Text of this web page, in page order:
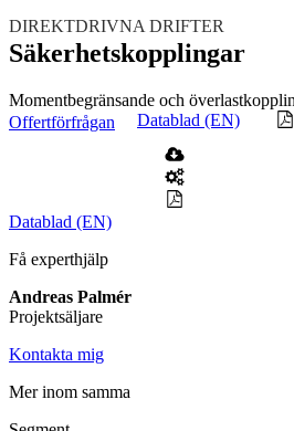
Teknisk support
Offertförfrågan
Mekanik
LinjärenheterAxelkopplingarKulskruvar
Positionsvisare / Mätklockor
Wire-moduler
Motion
LinjärmotorerServodrifter
Mätning
Mätskalor
Räknare / Displayer
Givare
Maskinsäkerhet
DIREKTDRIVNA DRIFTER
Säkerhetskopplingar
Momentbegränsande och
Offertförfrågan
Datablad (EN)
Datablad (EN)
Få experthjälp
Andreas Palmér
Projektsäljare
Kontakta mig
Mer inom samma